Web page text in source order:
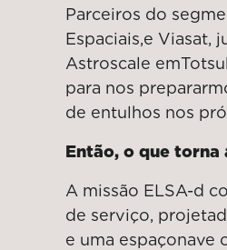
Parceiros do
Espaciais,e Viasat,
Astroscale em
para nos
de entulhos nos
Então, o que torna
A missão ELSA-d
de serviço,
e uma espaçonave